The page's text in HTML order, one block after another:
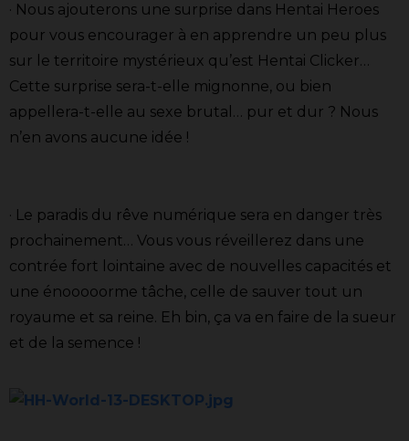
· Nous ajouterons une surprise dans Hentai Heroes
pour vous encourager à en apprendre un peu plus
sur le territoire mystérieux qu’est Hentai Clicker…
Cette surprise sera-t-elle mignonne, ou bien
appellera-t-elle au sexe brutal… pur et dur ? Nous
n’en avons aucune idée !
· Le paradis du rêve numérique sera en danger très
prochainement… Vous vous réveillerez dans une
contrée fort lointaine avec de nouvelles capacités et
une énooooorme tâche, celle de sauver tout un
royaume et sa reine. Eh bin, ça va en faire de la sueur
et de la semence !